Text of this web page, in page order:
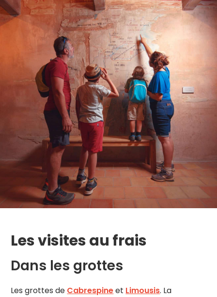
Les visites au frais
Dans les grottes
Les grottes de Cabrespineet Limousis. La